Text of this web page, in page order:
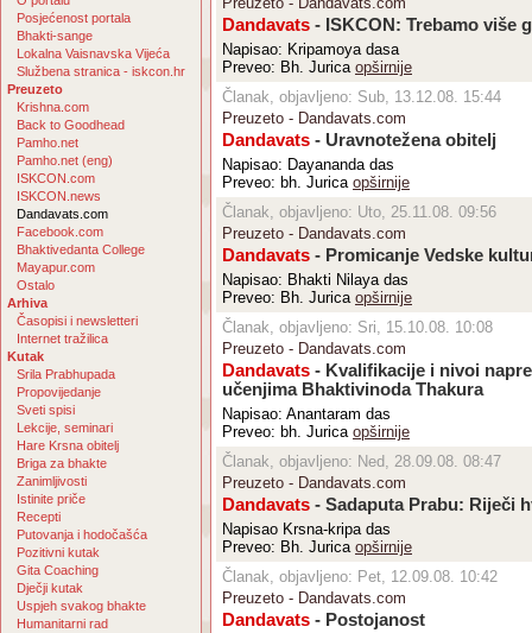
Posjećenost portala
Bhakti-sange
Lokalna Vaisnavska Vijeća
Službena stranica - iskcon.hr
Preuzeto
Krishna.com
Back to Goodhead
Pamho.net
Pamho.net (eng)
ISKCON.com
ISKCON.news
Dandavats.com
Facebook.com
Bhaktivedanta College
Mayapur.com
Ostalo
Arhiva
Časopisi i newsletteri
Internet tražilica
Kutak
Srila Prabhupada
Propovijedanje
Sveti spisi
Lekcije, seminari
Hare Krsna obitelj
Briga za bhakte
Zanimljivosti
Istinite priče
Recepti
Putovanja i hodočašća
Pozitivni kutak
Gita Coaching
Dječji kutak
Uspjeh svakog bhakte
Humanitarni rad
Dandavats - ISKCON: Trebamo više
Napisao: Kripamoya dasa
Preveo: Bh. Jurica opširnije
Članak, objavljeno: Sub, 13.12.08. 15:44
Preuzeto - Dandavats.com
Dandavats - Uravnotežena obitelj
Napisao: Dayananda das
Preveo: bh. Jurica opširnije
Članak, objavljeno: Uto, 25.11.08. 09:56
Preuzeto - Dandavats.com
Dandavats - Promicanje Vedske
Napisao: Bhakti Nilaya das
Preveo: Bh. Jurica opširnije
Članak, objavljeno: Sri, 15.10.08. 10:08
Preuzeto - Dandavats.com
Dandavats - Kvalifikacije i nivoi
učenjima Bhaktivinoda Thakura
Napisao: Anantaram das
Preveo: bh. Jurica opširnije
Članak, objavljeno: Ned, 28.09.08. 08:47
Preuzeto - Dandavats.com
Dandavats - Sadaputa Prabu: Riječi
Napisao Krsna-kripa das
Preveo: Bh. Jurica opširnije
Članak, objavljeno: Pet, 12.09.08. 10:42
Preuzeto - Dandavats.com
Dandavats - Postojanost